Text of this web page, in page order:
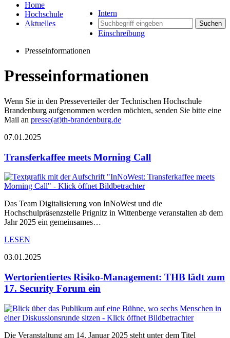
Intern
Suchen
Einschreibung
Home
Hochschule
Aktuelles
Presseinformationen
Presseinformationen
Wenn Sie in den Presseverteiler der Technischen Hochschule
Brandenburg aufgenommen werden möchten, senden Sie bitte eine
Mail an presse(at)th-brandenburg.de
07.01.2025
Transferkaffee meets Morning Call
Das Team Digitalisierung von InNoWest und die
Hochschulpräsenzstelle Prignitz in Wittenberge veranstalten ab dem
Jahr 2025 ein gemeinsames…
LESEN
03.01.2025
Wertorientiertes Risiko-Management: THB lädt zum
17. Security Forum ein
Die Veranstaltung am 14. Januar 2025 steht unter dem Titel